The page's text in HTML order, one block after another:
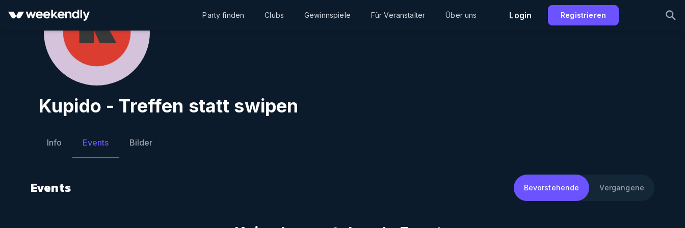
Party finden Clubs Gewinnspiele Für Veranstalter Über uns Login Registrieren
Kupido - Treffen statt swipen
Info Events Bilder
Events Bevorstehende Vergangene